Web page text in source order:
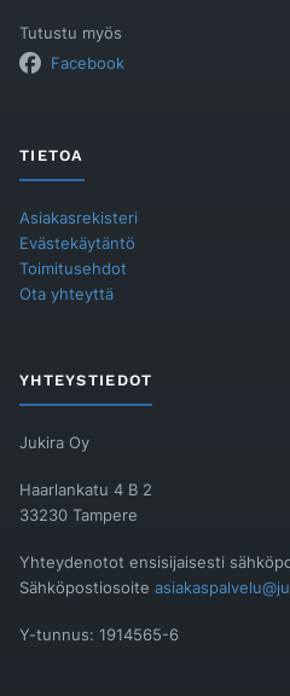
Tutustu myös
Facebook
TIETOA
Asiakasrekisteri
Evästekäytäntö
Toimitusehdot
Ota yhteyttä
YHTEYSTIEDOT
Jukira Oy
Haarlankatu 4 B 2
33230 Tampere
Yhteydenotot ensisijaisesti
Sähköpostiosoite
Y-tunnus: 1914565-6